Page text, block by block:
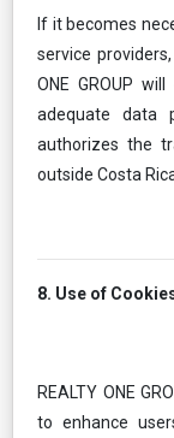
If it becomes
service
ONE GROUP
adequate data
authorizes the
outside Costa
8. Use of
REALTY ONE
to enhance